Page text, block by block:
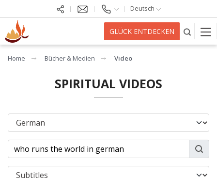
Deutsch
GLÜCK ENTDECKEN
Home Bücher & Medien Video
SPIRITUAL VIDEOS